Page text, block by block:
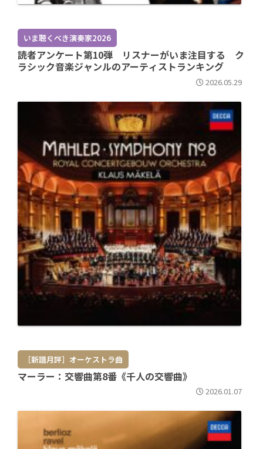
いま聴くべき演奏家2026
読者アンケート第10弾 リスナーがいま注目する ク
ラシック音楽ジャンルのアーティストランキング
2026.05.29
［新譜月評］オーケストラ曲
マーラー：交響曲第8番《千人の交響曲》
2026.01.07